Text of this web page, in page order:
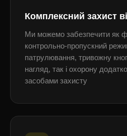
Комплексний захист
Ми можемо забезпечити як
контрольно-пропускний
патрулювання, тривожну
нагляд, так і охорону
засобами захисту